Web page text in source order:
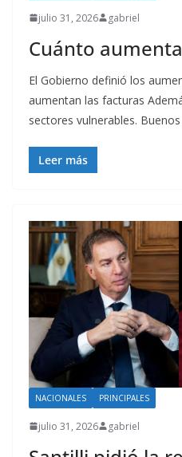
julio 31, 2026 gabriel
Cuánto
El Gobierno definió los
aumentan las facturas
sectores vulnerables. Buenos
Leer más
NACIONALES PRINCIPALES
julio 31, 2026 gabriel